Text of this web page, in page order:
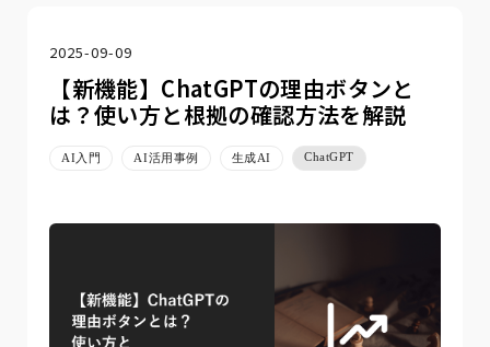
2025-09-09
【新機能】ChatGPTの理由ボタンと
は？使い方と根拠の確認方法を解説
AI入門 AI活用事例 生成AI ChatGPT